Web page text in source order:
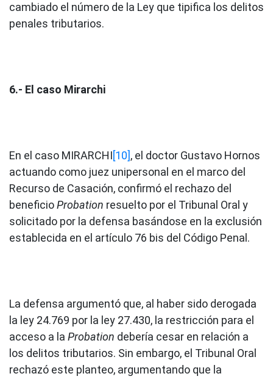
cambiado el número de la Ley que tipifica los delitos
penales tributarios.
6.- El caso Mirarchi
En el caso MIRARCHI[10], el doctor Gustavo Hornos
actuando como juez unipersonal en el marco del
Recurso de Casación, confirmó el rechazo del
beneficioProbation resuelto por el Tribunal Oral y
solicitado por la defensa basándose en la exclusión
establecida en el artículo 76 bis del Código Penal.
La defensa argumentó que, al haber sido derogada
la ley 24.769 por la ley 27.430, la restricción para el
acceso a la Probation debería cesar en relación a
los delitos tributarios. Sin embargo, el Tribunal Oral
rechazó este planteo, argumentando que la